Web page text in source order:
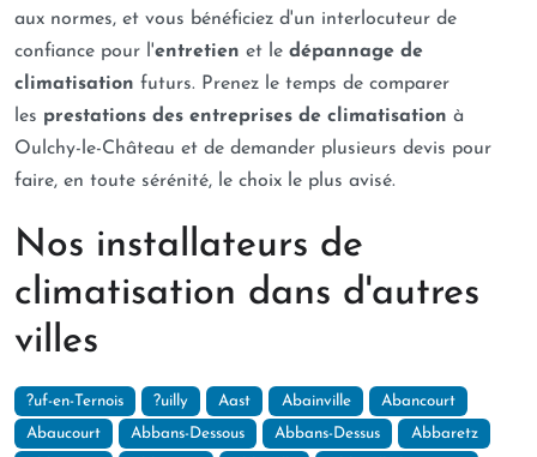
aux normes, et vous bénéficiez d'un interlocuteur de
confiance pour l'entretien et le dépannage de
climatisation futurs. Prenez le temps de comparer
les prestations des entreprises de climatisation à
Oulchy-le-Château et de demander plusieurs devis pour
faire, en toute sérénité, le choix le plus avisé.
Nos installateurs de
climatisation dans d'autres
villes
?uf-en-Ternois ?uilly Aast Abainville Abancourt
Abaucourt Abbans-Dessous Abbans-Dessus Abbaretz